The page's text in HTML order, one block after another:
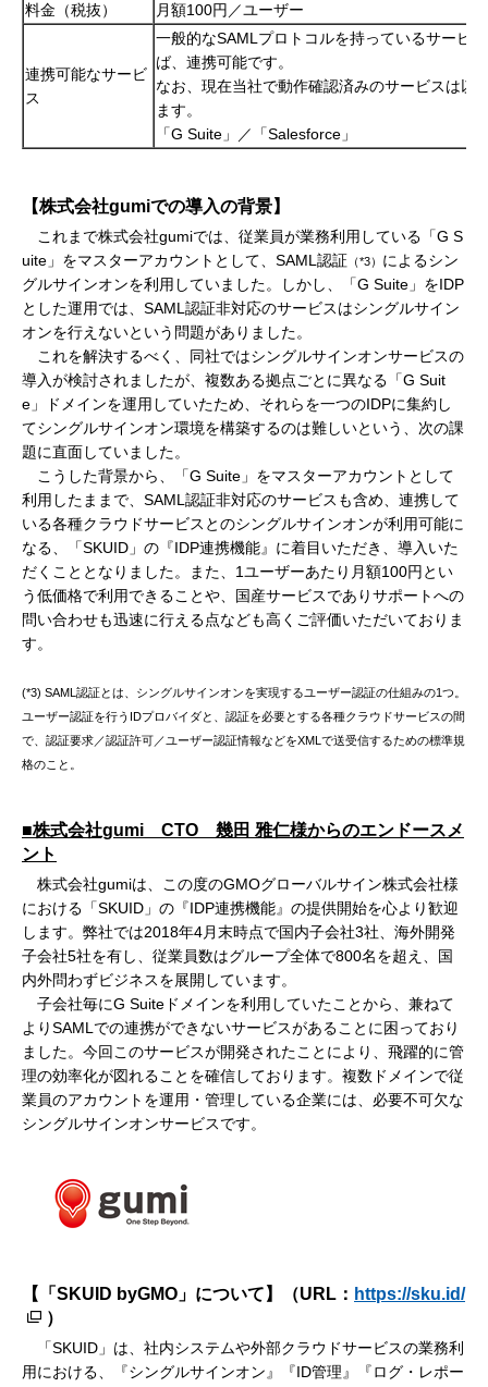
料金（税抜）
月額100円／ユーザー
連携可能なサービ
ス
一般的なSAMLプロトコルを持っているサービ
ば、連携可能です。
なお、現在当社で動作確認済みのサービスは以
ます。
「G Suite」／「Salesforce」
【株式会社gumiでの導入の背景】
これまで株式会社gumiでは、従業員が業務利用している「G S
uite」をマスターアカウントとして、SAML認証 （*3） によるシン
グルサインオンを利用していました。しかし、「G Suite」をIDP
とした運用では、SAML認証非対応のサービスはシングルサイン
オンを行えないという問題がありました。
これを解決するべく、同社ではシングルサインオンサービスの
導入が検討されましたが、複数ある拠点ごとに異なる「G Suit
e」ドメインを運用していたため、それらを一つのIDPに集約し
てシングルサインオン環境を構築するのは難しいという、次の課
題に直面していました。
こうした背景から、「G Suite」をマスターアカウントとして
利用したままで、SAML認証非対応のサービスも含め、連携して
いる各種クラウドサービスとのシングルサインオンが利用可能に
なる、「SKUID」の『IDP連携機能』に着目いただき、導入いた
だくこととなりました。また、1ユーザーあたり月額100円とい
う低価格で利用できることや、国産サービスでありサポートへの
問い合わせも迅速に行える点なども高くご評価いただいておりま
す。
(*3) SAML認証とは、シングルサインオンを実現するユーザー認証の仕組みの1つ。
ユーザー認証を行うIDプロバイダと、認証を必要とする各種クラウドサービスの間
で、認証要求／認証許可／ユーザー認証情報などをXMLで送受信するための標準規
格のこと。
■株式会社gumi CTO 幾田 雅仁様からのエンドースメ
ント
株式会社gumiは、この度のGMOグローバルサイン株式会社様
における「SKUID」の『IDP連携機能』の提供開始を心より歓迎
します。弊社では2018年4月末時点で国内子会社3社、海外開発
子会社5社を有し、従業員数はグループ全体で800名を超え、国
内外問わずビジネスを展開しています。
子会社毎にG Suiteドメインを利用していたことから、兼ねて
よりSAMLでの連携ができないサービスがあることに困っており
ました。今回このサービスが開発されたことにより、飛躍的に管
理の効率化が図れることを確信しております。複数ドメインで従
業員のアカウントを運用・管理している企業には、必要不可欠な
シングルサインオンサービスです。
【「SKUID byGMO」について】（URL： https://sku.id/
）
「SKUID」は、社内システムや外部クラウドサービスの業務利
用における、『シングルサインオン』『ID管理』『ログ・レポー